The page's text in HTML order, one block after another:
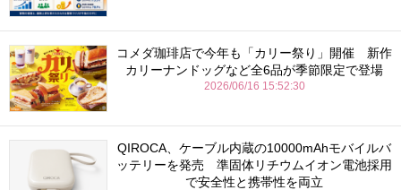
コメダ珈琲店で今年も「カリー祭り」開催 新作
カリーナンドッグなど全6品が季節限定で登場
2026/06/16 15:52:30
QIROCA、ケーブル内蔵の10000mAhモバイルバ
ッテリーを発売 準固体リチウムイオン電池採用
で安全性と携帯性を両立